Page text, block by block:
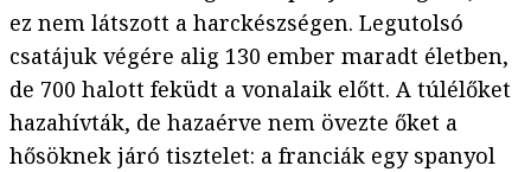
ez nem látszott a harckészségen. Legutolsó
csatájuk végére alig 130 ember maradt életben,
de 700 halott feküdt a vonalaik előtt. A túlélőket
hazahívták, de hazaérve nem övezte őket a
hősöknek járó tisztelet: a franciák egy spanyol